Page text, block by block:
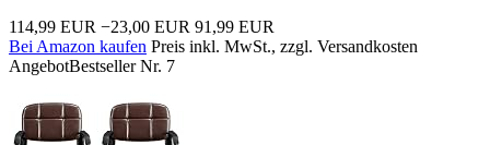
114,99 EUR −23,00 EUR 91,99 EUR
Bei Amazon kaufen Preis inkl. MwSt., zzgl. Versandkosten
AngebotBestseller Nr. 7